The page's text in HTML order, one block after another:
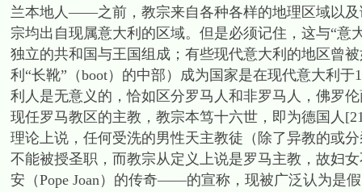
兰本地人——之前，教宗来自各种各样的地理区域以
宗均出自现属意大利的区域。但是必须记住，这与“
独立的共和国与王国组成；有些现代意大利的地区曾
利“长靴”（boot）的中部）成为国家是在现代意大利
利人是无意义的，恰如区分罗马人和非罗马人，佛罗
现任罗马教区的主教，教宗本笃十六世，即为德国人
理论上说，任何受洗的男性天主教徒（除了异教的或
不能被授圣职，而教宗从定义上说是罗马主教，故妇
安（Pope Joan）的传奇——的宣称，现被广泛认为是